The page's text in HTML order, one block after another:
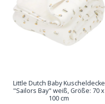
Little Dutch Baby Kuscheldecke
"Sailors Bay" weiß, Größe: 70 x
100 cm